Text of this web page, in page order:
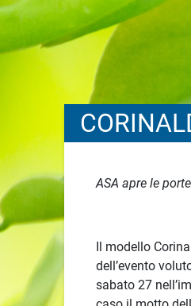
ASA apre le
Il modello
dell’evento
sabato 27